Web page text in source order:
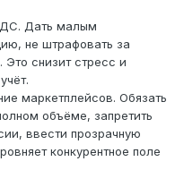
Дать малым
не штрафовать за
Это снизит стресс и
маркетплейсов. Обязать
объёме, запретить
ввести прозрачную
конкурентное поле